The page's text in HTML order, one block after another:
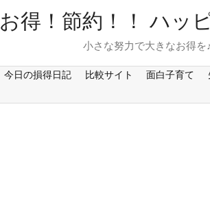
お得！節約！！ ハッ
小さな努力で大きなお得を♪
今日の損得日記 比較サイト 面白子育て